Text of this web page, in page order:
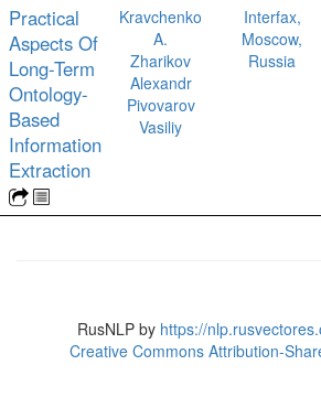
Practical
Aspects Of
Long-Term
Ontology-
Based
Information
Extraction
Kravchenko
A.
Zharikov
Alexandr
Pivovarov
Vasiliy
Interfax,
Moscow,
Russia
RusNLP by https://
Creative Commons Attribution-